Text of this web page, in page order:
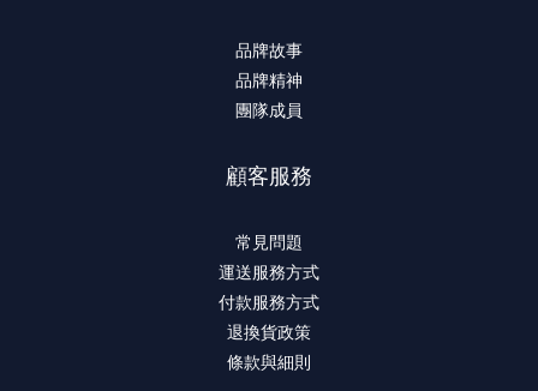
品牌故事
品牌精神
團隊成員
顧客服務
常見問題
運送服務方式
付款服務方式
退換貨政策
條款與細則